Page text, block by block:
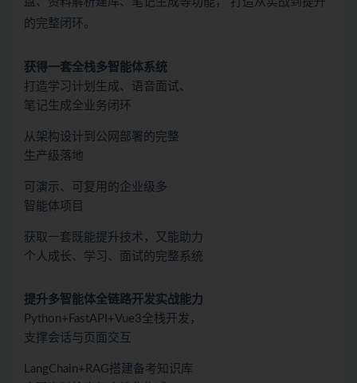
的完整闭环。
获得一套全栈多智能体系统
打造学习计划生成、语音面试、
笔记生成全业务闭环
从架构设计到公网部署的完整
生产级落地
可演示、可复用的企业级多
智能体项目
获取一套既能提升技术，又能助力
个人成长、学习、面试的完整系统
提升多智能体全链路开发实战能力
Python+FastAPI+Vue3全栈开发，
支撑会话与页面交互
LangChain+RAG搭建备考知识库